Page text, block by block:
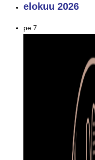
elokuu 2026
pe 7